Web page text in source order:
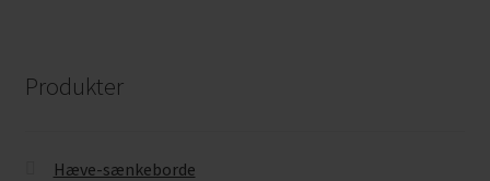
Produkter
Hæve-sænkeborde